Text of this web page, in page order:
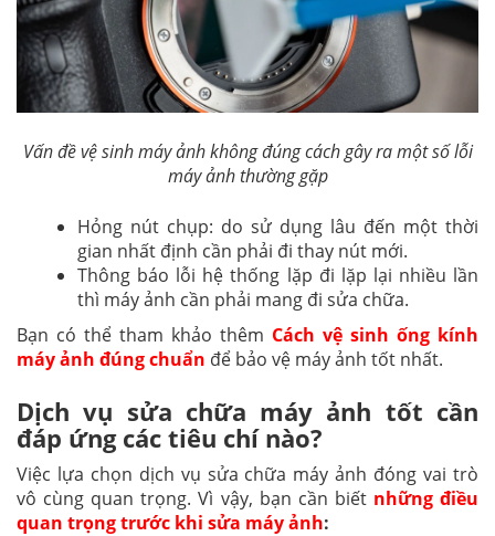
Vấn đề vệ sinh máy ảnh không đúng cách gây ra một số lỗi
máy ảnh thường gặp
Hỏng nút chụp: do sử dụng lâu đến một thời
gian nhất định cần phải đi thay nút mới.
Thông báo lỗi hệ thống lặp đi lặp lại nhiều lần
thì máy ảnh cần phải mang đi sửa chữa.
Bạn có thể tham khảo thêm Cách vệ sinh ống kính
máy ảnh đúng chuẩn để bảo vệ máy ảnh tốt nhất.
Dịch vụ sửa chữa máy ảnh tốt cần
đáp ứng các tiêu chí nào?
Việc lựa chọn dịch vụ sửa chữa máy ảnh đóng vai trò
vô cùng quan trọng. Vì vậy, bạn cần biết những điều
quan trọng trước khi sửa máy ảnh: